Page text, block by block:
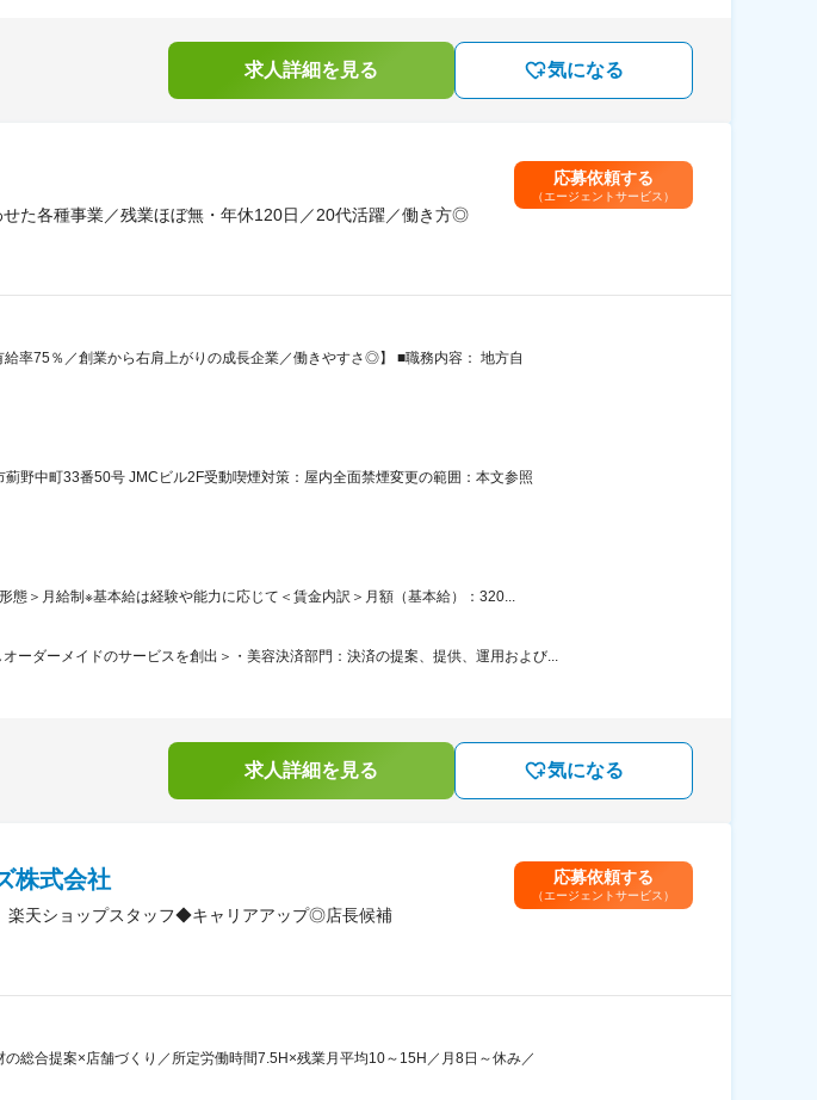
求人詳細を見る 気になる
せた各種事業／残業ほぼ無・年休120日／20代活躍／働き方◎
応募依頼する
（エージェントサービス）
給率75％／創業から右肩上がりの成長企業／働きやすさ◎】 ■職務内容： 地方自
野中町33番50号 JMCビル2F受動喫煙対策：屋内全面禁煙変更の範囲：本文参照
態＞月給制※基本給は経験や能力に応じて＜賃金内訳＞月額（基本給）：320...
ーダーメイドのサービスを創出＞・美容決済部門：決済の提案、提供、運用および...
求人詳細を見る 気になる
株式会社
楽天ショップスタッフ◆キャリアアップ◎店長候補
応募依頼する
（エージェントサービス）
の総合提案×店舗づくり／所定労働時間7.5H×残業月平均10～15H／月8日～休み／